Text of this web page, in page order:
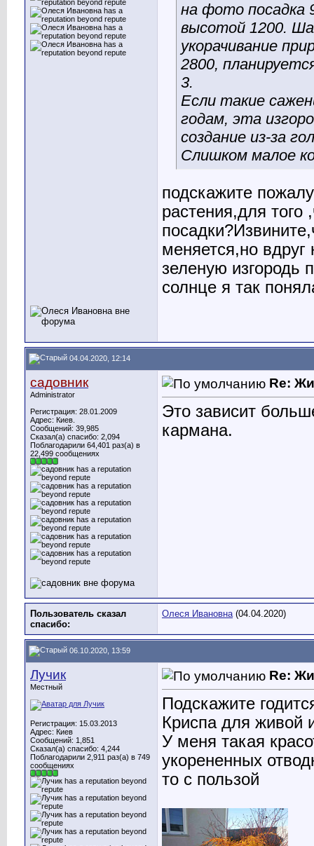
на фото посадка
высотой 1200.
укорачивание
2800,
3.
Если такие
годам, эта
создание из-за
Слишком малое
подскажите
растения,для
меняется,но вдруг
зеленую изгородь
солнце я так
04.04.2020, 12:14
садовник
Administrator
Регистрация: 28.01.2009
Адрес: Киев.
Сообщений: 39,985
Сказал(а) спасибо: 2,094
Поблагодарили 64,401 раз(а) в
22,499 сообщениях
Re:
Это зависит
кармана.
Пользователь сказал
cпасибо:
Олеся Ивановна(04.04.2020)
06.10.2020, 13:59
Лучик
Местный
Регистрация: 15.03.2013
Адрес: Киев
Сообщений: 1,851
Сказал(а) спасибо: 4,244
Поблагодарили 2,911 раз(а) в 749
сообщениях
Re:
Подскажите
Криспа для живой
У меня такая
укорененных
то с пользой